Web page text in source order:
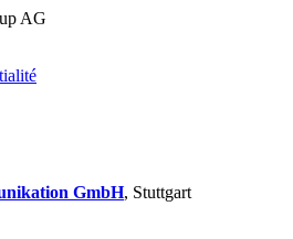
AG
GmbH, Stuttgart